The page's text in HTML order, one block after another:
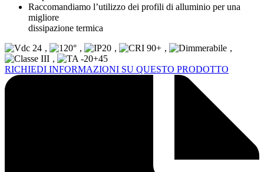
Raccomandiamo l’utilizzo dei profili di alluminio per una
migliore
dissipazione termica
,
, , ,
,
,
RICHIEDI INFORMAZIONI SU QUESTO PRODOTTO